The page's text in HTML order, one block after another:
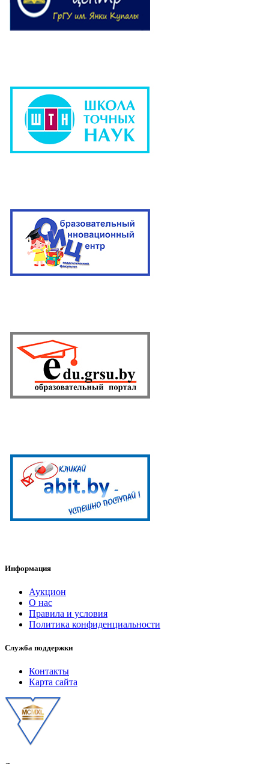
Информация
Аукцион
О нас
Правила и условия
Политика конфиденциальности
Служба поддержки
Контакты
Карта сайта